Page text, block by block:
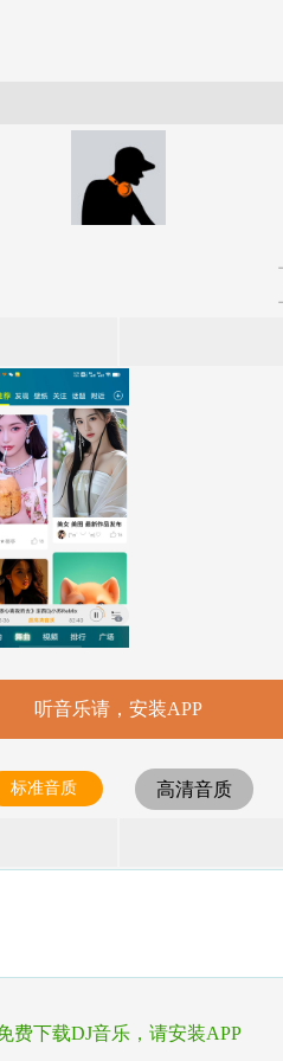
听音乐请，安装APP
标准音质 高清音质
费下载DJ音乐，请安装APP